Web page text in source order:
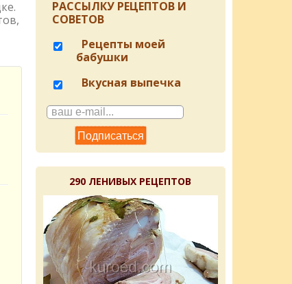
РАССЫЛКУ РЕЦЕПТОВ И
СОВЕТОВ
Рецепты моей
бабушки
Вкусная выпечка
290 ЛЕНИВЫХ РЕЦЕПТОВ